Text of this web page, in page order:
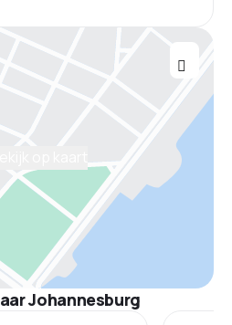
Johannesburg